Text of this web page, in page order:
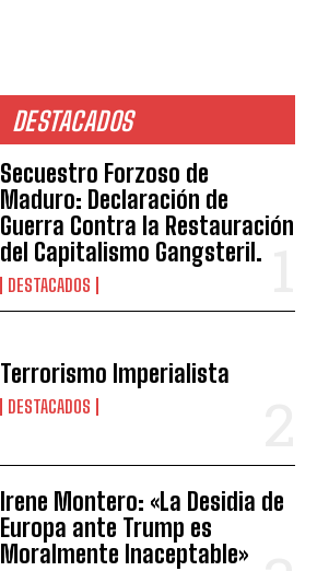
DESTACADOS
Secuestro Forzoso de
Maduro: Declaración de
Guerra Contra la Restauración
del Capitalismo Gangsteril.
DESTACADOS
Terrorismo Imperialista
DESTACADOS
Irene Montero: «La Desidia de
Europa ante Trump es
Moralmente Inaceptable»